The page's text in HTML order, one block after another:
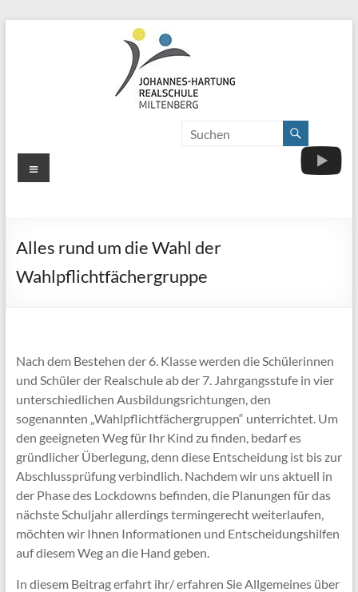
Hartung-
Menü
Alles rund um die Wahl der
Wahlpflichtfächergruppe
Nach dem Bestehen der 6. Klasse werden die Schülerinnen
und Schüler der Realschule ab der 7. Jahrgangsstufe in vier
unterschiedlichen Ausbildungsrichtungen, den
sogenannten „Wahlpflichtfächergruppen“ unterrichtet. Um
den geeigneten Weg für Ihr Kind zu finden, bedarf es
gründlicher Überlegung, denn diese Entscheidung ist bis zur
Abschlussprüfung verbindlich. Nachdem wir uns aktuell in
der Phase des Lockdowns befinden, die Planungen für das
nächste Schuljahr allerdings termingerecht weiterlaufen,
möchten wir Ihnen Informationen und Entscheidungshilfen
auf diesem Weg an die Hand geben.
In diesem Beitrag erfahrt ihr/ erfahren Sie Allgemeines über